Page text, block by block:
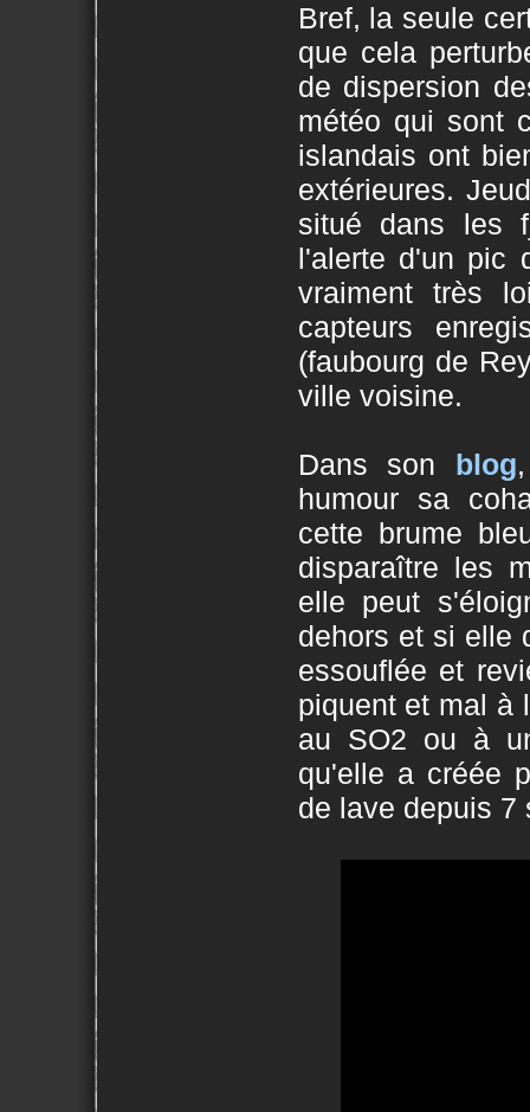
Bref, la seule
que cela
de dispersion
météo qui sont
islandais ont
extérieures.
situé dans les
l'alerte d'un pic
vraiment très
capteurs
(faubourg de
ville voisine.
Dans son blog
humour sa
cette brume
disparaître les
elle peut
dehors et si elle
essouflée et
piquent et mal à
au SO2 ou à
qu'elle a créée
de lave depuis 7